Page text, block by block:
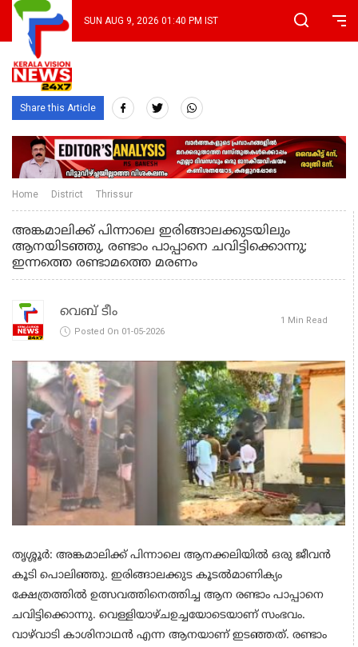
SUN AUG 9, 2026 01:40 PM IST
Share this Article
Home District Thrissur
അങ്കമാലിക്ക് പിന്നാലെ ഇരിങ്ങാലക്കുടയിലും
ആനയിടഞ്ഞു, രണ്ടാം പാപ്പാനെ ചവിട്ടിക്കൊന്നു;
ഇന്നത്തെ രണ്ടാമത്തെ മരണം
വെബ് ടീം
Posted On 01-05-2026
1 Min Read
തൃശ്ശൂർ: അങ്കമാലിക്ക് പിന്നാലെ ആനക്കലിയിൽ ഒരു ജീവൻ
കൂടി പൊലിഞ്ഞു. ഇരിങ്ങാലക്കുട കൂടൽമാണിക്യം
ക്ഷേത്രത്തിൽ ഉത്സവത്തിനെത്തിച്ച ആന രണ്ടാം പാപ്പാനെ
ചവിട്ടിക്കൊന്നു. വെള്ളിയാഴ്ചഉച്ചയോടെയാണ് സംഭവം.
വാഴ്‌വാടി കാശിനാഥൻ എന്ന ആനയാണ് ഇടഞ്ഞത്. രണ്ടാം